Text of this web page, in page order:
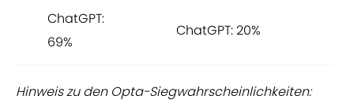
ChatGPT:
69%
ChatGPT: 20%
Hinweis zu den Opta-Siegwahrscheinlichkeiten: